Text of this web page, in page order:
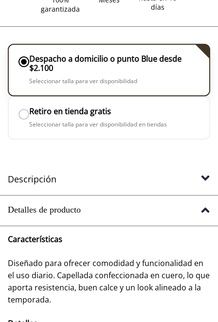
garantizada
días
Despacho a domicilio o punto Blue desde
$2.100
Seleccionar talla para ver disponibilidad
Retiro en tienda gratis
Seleccionar talla para ver disponibilidad en tiendas
Descripción
Detalles de producto
Características
Diseñado para ofrecer comodidad y funcionalidad en
el uso diario. Capellada confeccionada en cuero, lo que
aporta resistencia, buen calce y un look alineado a la
temporada.